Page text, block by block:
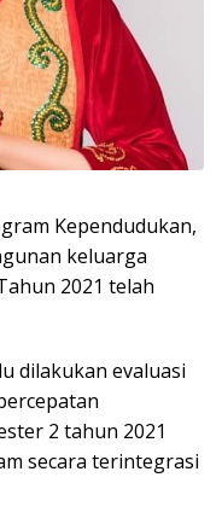
Kependudukan,
keluarga
2021 telah
dilakukan evaluasi
2 tahun 2021
secara terintegrasi